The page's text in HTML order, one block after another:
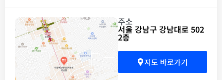
주소
서울 강남구 강남대로 502
2층
지도 바로가기